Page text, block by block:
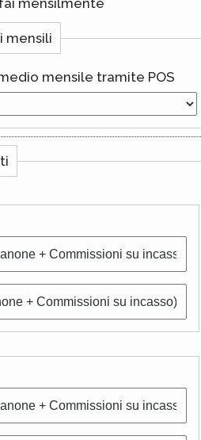
mensilmente
mensili
mensile tramite POS